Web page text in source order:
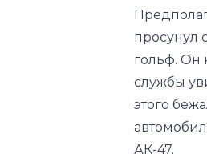
службы
этого
АК-47.
Во
летний
на